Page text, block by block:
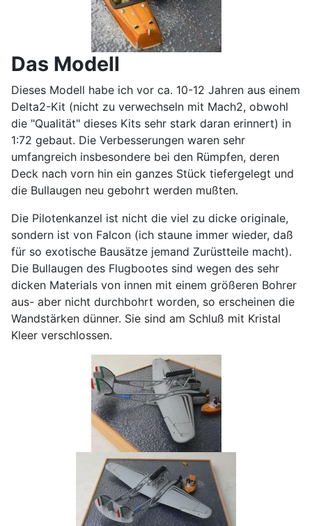
Das Modell
Dieses Modell habe ich vor ca. 10-12 Jahren aus einem
Delta2-Kit (nicht zu verwechseln mit Mach2, obwohl
die "Qualität" dieses Kits sehr stark daran erinnert) in
1:72 gebaut. Die Verbesserungen waren sehr
umfangreich insbesondere bei den Rümpfen, deren
Deck nach vorn hin ein ganzes Stück tiefergelegt und
die Bullaugen neu gebohrt werden mußten.
Die Pilotenkanzel ist nicht die viel zu dicke originale,
sondern ist von Falcon (ich staune immer wieder, daß
für so exotische Bausätze jemand Zurüstteile macht).
Die Bullaugen des Flugbootes sind wegen des sehr
dicken Materials von innen mit einem größeren Bohrer
aus- aber nicht durchbohrt worden, so erscheinen die
Wandstärken dünner. Sie sind am Schluß mit Kristal
Kleer verschlossen.